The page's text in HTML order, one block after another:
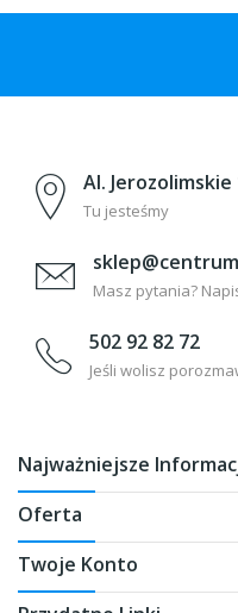
Al. Jerozolimskie
Tu jesteśmy
Masz pytania?
502 92 82 72
Jeśli wolisz
Najważniejsze
Oferta
Twoje Konto